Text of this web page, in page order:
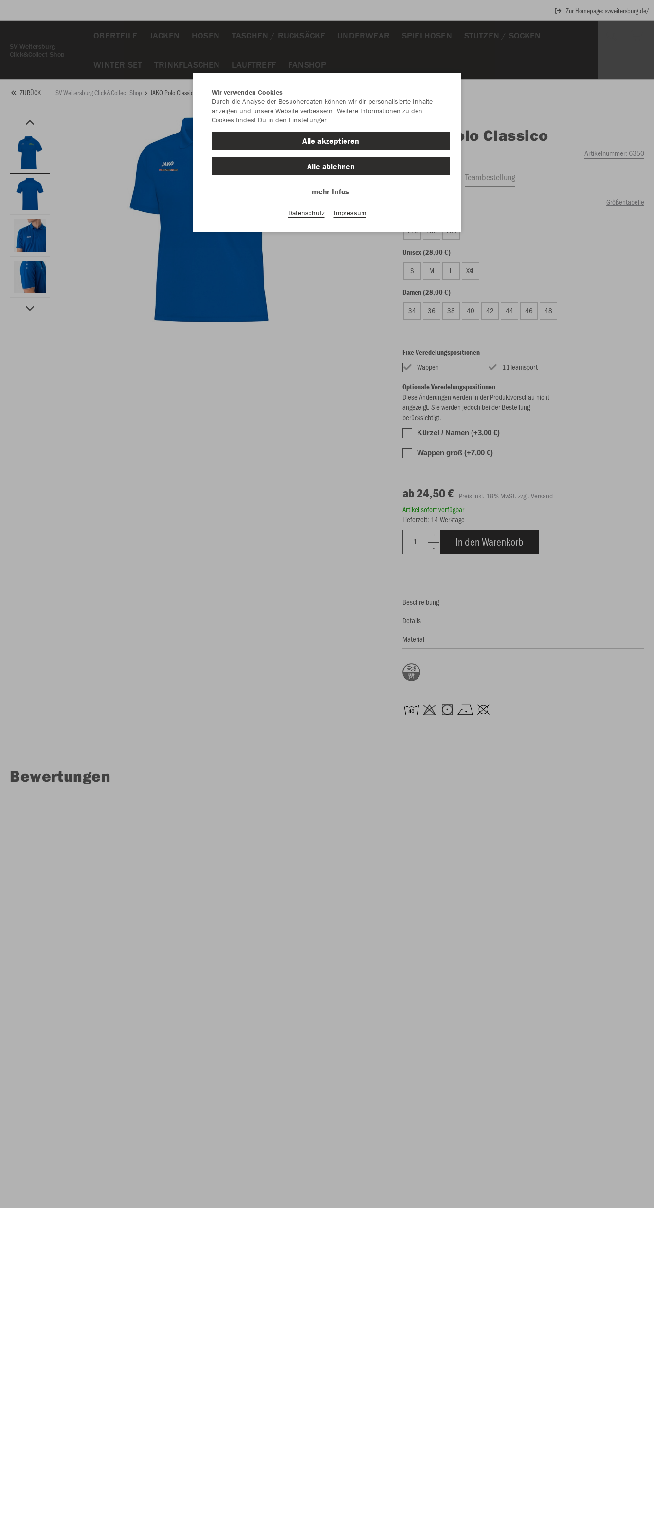
Zur Homepage: svweitersburg.de/
SV Weitersburg
Click&Collect Shop
OBERTEILE JACKEN HOSEN TASCHEN / RUCKSÄCKE UNDERWEAR SPIELHOSEN STUTZEN / SOCKEN
WINTER SET TRINKFLASCHEN LAUFTREFF FANSHOP
ZURÜCK SV Weitersburg Click&Collect Shop JAKO Polo Classico
JAKO Polo Classico
Artikelnummer: 6350
Einzelauftrag Teambestellung
Größentabelle
140 152 164
Unisex (28,00 €)
S M L XXL
Damen (28,00 €)
34 36 38 40 42 44 46 48
Fixe Veredelungspositionen
Wappen 11Teamsport
Optionale Veredelungspositionen
Diese Änderungen werden in der Produktvorschau nicht
angezeigt. Sie werden jedoch bei der Bestellung
berücksichtigt.
Kürzel / Namen (+3,00 €)
Wappen groß (+7,00 €)
ab 24,50 € Preis inkl. 19% MwSt. zzgl. Versand
Artikel sofort verfügbar
Lieferzeit: 14 Werktage
In den Warenkorb
Beschreibung
Details
Material
Bewertungen
Wir verwenden Cookies
Durch die Analyse der Besucherdaten können wir dir personalisierte Inhalte
anzeigen und unsere Website verbessern. Weitere Informationen zu den
Cookies findest Du in den Einstellungen.
Alle akzeptieren
Alle ablehnen
mehr Infos
Datenschutz Impressum